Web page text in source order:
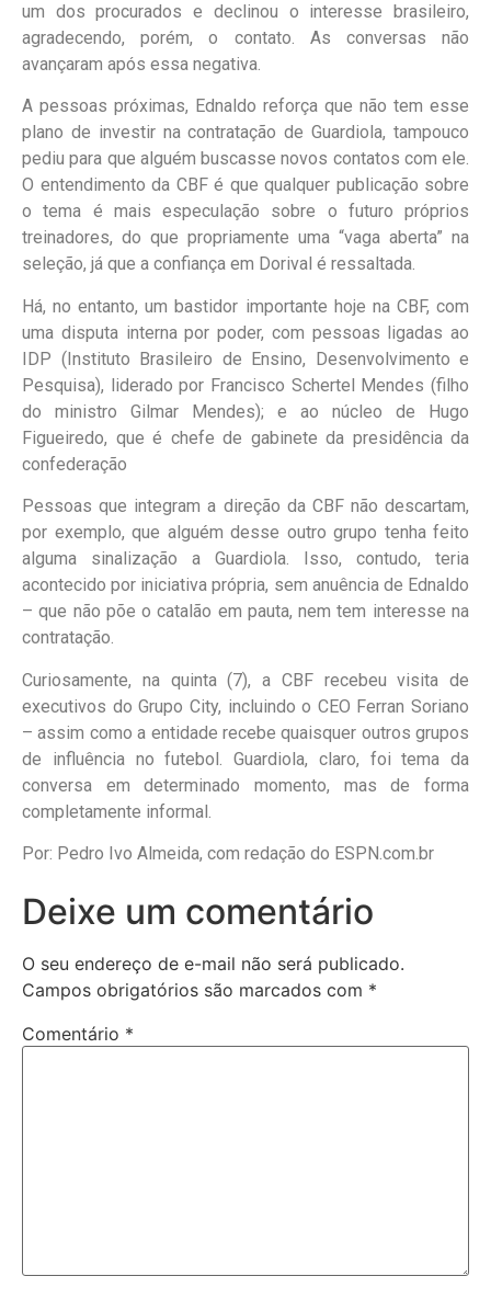
um dos procurados e declinou o interesse brasileiro,
agradecendo, porém, o contato. As conversas não
avançaram após essa negativa.
A pessoas próximas, Ednaldo reforça que não tem esse
plano de investir na contratação de Guardiola, tampouco
pediu para que alguém buscasse novos contatos com ele.
O entendimento da CBF é que qualquer publicação sobre
o tema é mais especulação sobre o futuro próprios
treinadores, do que propriamente uma “vaga aberta” na
seleção, já que a confiança em Dorival é ressaltada.
Há, no entanto, um bastidor importante hoje na CBF, com
uma disputa interna por poder, com pessoas ligadas ao
IDP (Instituto Brasileiro de Ensino, Desenvolvimento e
Pesquisa), liderado por Francisco Schertel Mendes (filho
do ministro Gilmar Mendes); e ao núcleo de Hugo
Figueiredo, que é chefe de gabinete da presidência da
confederação
Pessoas que integram a direção da CBF não descartam,
por exemplo, que alguém desse outro grupo tenha feito
alguma sinalização a Guardiola. Isso, contudo, teria
acontecido por iniciativa própria, sem anuência de Ednaldo
– que não põe o catalão em pauta, nem tem interesse na
contratação.
Curiosamente, na quinta (7), a CBF recebeu visita de
executivos do Grupo City, incluindo o CEO Ferran Soriano
– assim como a entidade recebe quaisquer outros grupos
de influência no futebol. Guardiola, claro, foi tema da
conversa em determinado momento, mas de forma
completamente informal.
Por: Pedro Ivo Almeida, com redação do ESPN.com.br
Deixe um comentário
O seu endereço de e-mail não será publicado.
Campos obrigatórios são marcados com *
Comentário *